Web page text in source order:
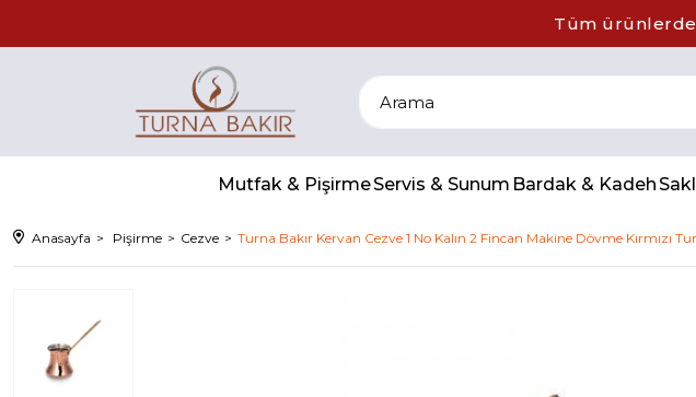
Tüm
Mutfak & PişirmeServis & Sunum Bardak & Kadeh
Anasayfa Pişirme Cezve Turna Bakır Kervan Cezve 1 No Kalın 2 Fincan Makine Dövme Kırmızı